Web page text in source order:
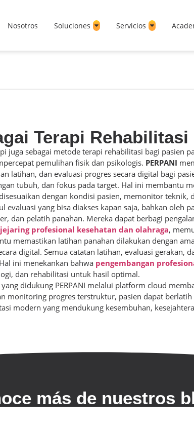
Nosotros Soluciones Servicios
Terapi Rehabilitasi
juga sebagai metode terapi rehabilitasi bagi pasien
pemulihan fisik dan psikologis. PERPANI
latihan, dan evaluasi progres secara digital bagi
tubuh, dan fokus pada target. Hal ini membantu
dengan kondisi pasien, memonitor
yang bisa diakses kapan saja, bahkan oleh
dan pelatih panahan. Mereka dapat berbagi
jejaring profesional kesehatan dan olahraga,
memastikan latihan panahan dilakukan dengan
digital. Semua catatan latihan, evaluasi gerakan,
ini menekankan bahwa pengembangan
dan rehabilitasi untuk hasil optimal.
didukung PERPANI melalui platform cloud
monitoring progres terstruktur, pasien dapat
modern yang mendukung kesembuhan,
más de nuestros